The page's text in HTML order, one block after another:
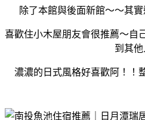
除了本館與後面新館～～其
喜歡住小木屋朋友會很推薦～自
到其他
濃濃的日式風格好喜歡阿！！